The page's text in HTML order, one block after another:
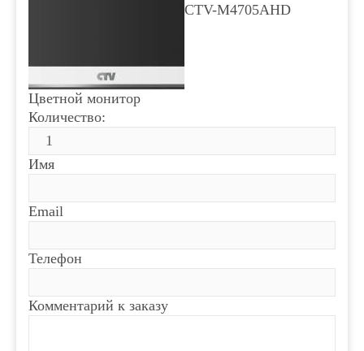
CTV-M4705AHD
Цветной монитор
Количество:
Имя
Email
Телефон
Комментарий к заказу